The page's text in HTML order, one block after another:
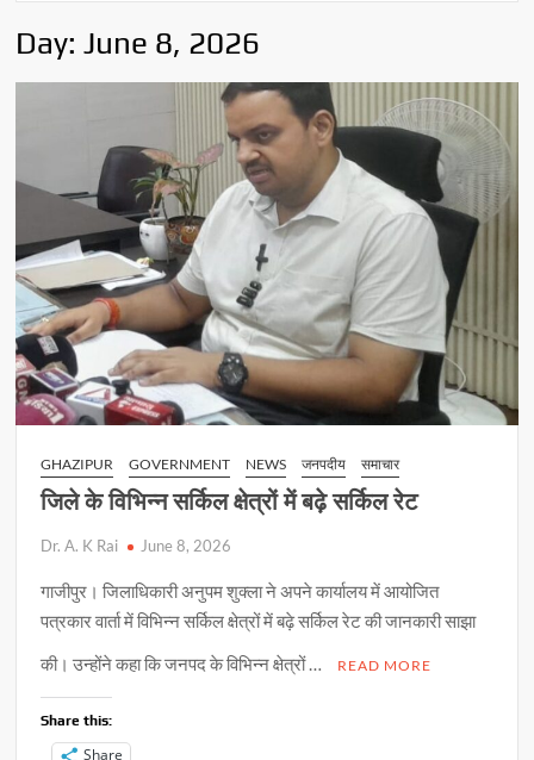
Day:June 8, 2026
GHAZIPUR GOVERNMENT NEWS जनपदीय समाचार
जिले के विभिन्न सर्किल क्षेत्रों में बढ़े सर्किल रेट
Dr. A. K Rai June 8, 2026
गाजीपुर। जिलाधिकारी अनुपम शुक्ला ने अपने कार्यालय में आयोजित
पत्रकार वार्ता में विभिन्न सर्किल क्षेत्रों में बढ़े सर्किल रेट की जानकारी साझा
की। उन्होंने कहा कि जनपद के विभिन्न क्षेत्रों …
READ MORE
Share this:
Share